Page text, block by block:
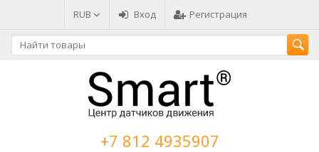
RUB Вход Регистрация
+7 812 4935907